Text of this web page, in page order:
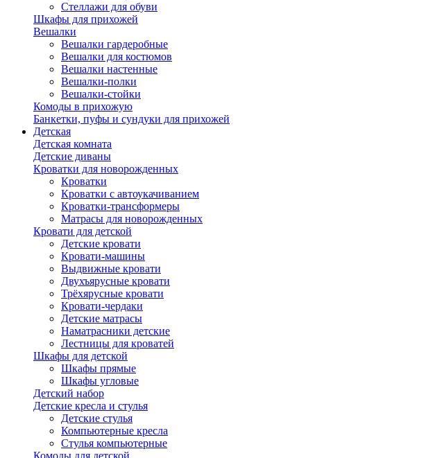
Стеллажи для обуви
Шкафы для прихожей
Вешалки
Вешалки гардеробные
Вешалки для костюмов
Вешалки настенные
Вешалки-полки
Вешалки-стойки
Комоды в прихожую
Банкетки, пуфы и сундуки для прихожей
Детская
Детская комната
Детские диваны
Кроватки для новорожденных
Кроватки
Кроватки с автоукачиванием
Кроватки-трансформеры
Матрасы для новорожденных
Кровати для детской
Детские кровати
Кровати-машины
Выдвижные кровати
Двухъярусные кровати
Трёхярусные кровати
Кровати-чердаки
Детские матрасы
Наматрасники детские
Лестницы для кроватей
Шкафы для детской
Шкафы прямые
Шкафы угловые
Детский набор
Детские кресла и стулья
Детские стулья
Компьютерные кресла
Стулья компьютерные
Комоды для детской